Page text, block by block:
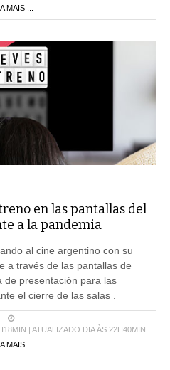
MAIS ...
en las pantallas del
a la pandemia
al cine argentino con su
a través de las pantallas de
de presentación para las
el cierre de las salas .
| ATUALIZADO DIA ÀS 22H40MIN
MAIS ...